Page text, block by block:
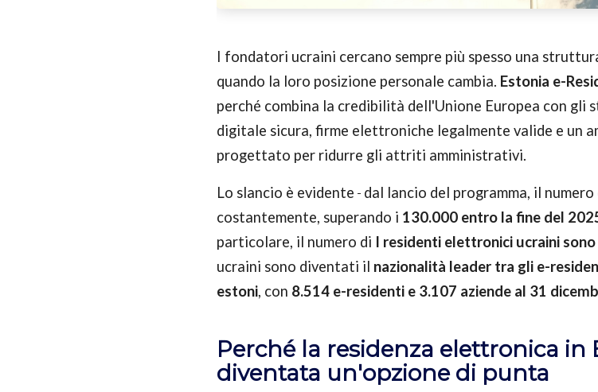
I fondatori ucraini cercano sempre più spesso una
quando la loro posizione personale cambia. Estonia e-
perché combina la credibilità dell'Unione Europea con
digitale sicura, firme elettroniche legalmente valide e un
progettato per ridurre gli attriti amministrativi.
Lo slancio è evidente
dal lancio del programma, il
costantemente, superando i 130.000 entro la fine del
particolare, il numero di I residenti elettronici ucraini
ucraini sono diventati il nazionalità leader tra gli e-
estoni, con 8.514 e-residenti e 3.107 aziende al 31
Perché la residenza elettronica in
diventata un'opzione di punta